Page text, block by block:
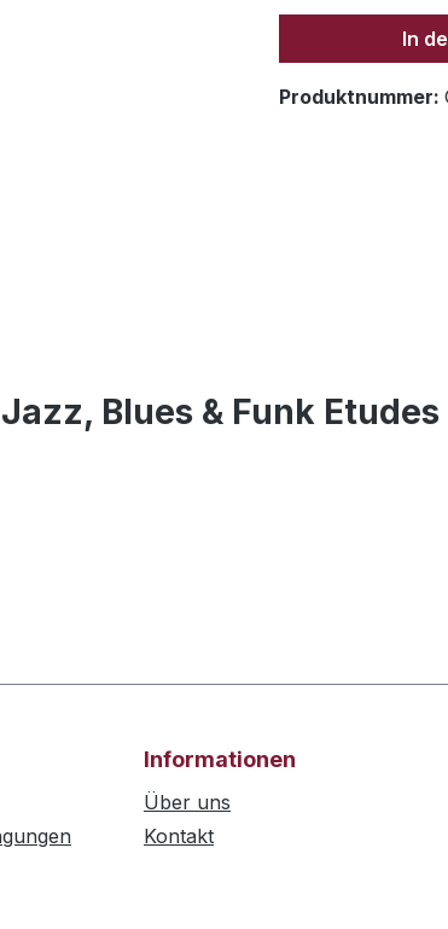
In
Produktnummer:
Blues & Funk
Informationen
Über uns
Kontakt